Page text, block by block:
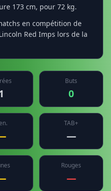
173 cm, pour 72 kg.
en compétition de
Red Imps lors de la
Buts
0
TAB+
—
Rouges
—